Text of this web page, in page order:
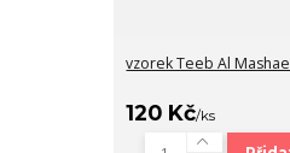
vzorek Teeb Al
120 Kč/ks